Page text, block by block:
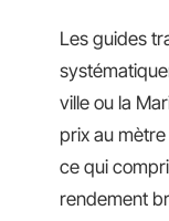
Les guides
ville ou la
prix au
ce qui
rendement